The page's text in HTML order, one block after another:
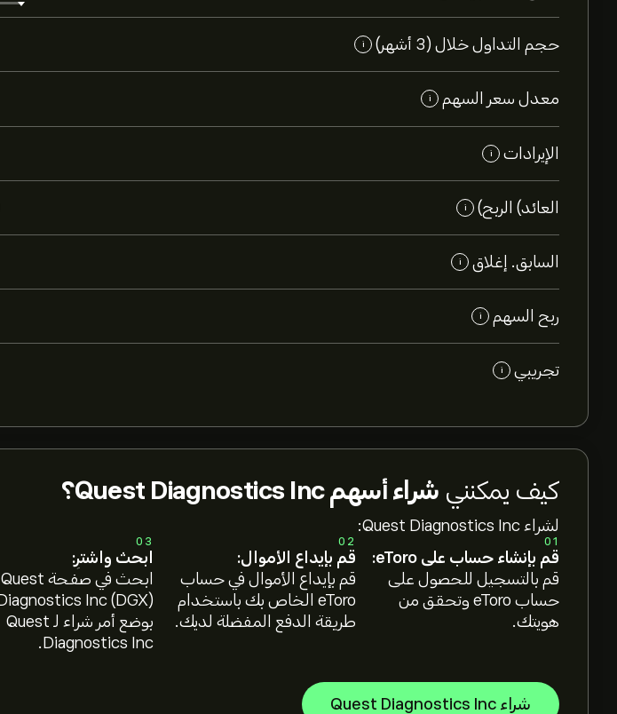
حجم التداول خلال (3 أشهر) i
معدل سعر السهم i
الإيرادات i
العائد) الربح) i
السابق. إغلاق i
ربح السهم i
تجريبي i
كيف يمكنني شراء أسهم Quest Diagnostics Inc؟
لشراء Quest Diagnostics Inc:
01
قم بإنشاء حساب على eToro:
قم بالتسجيل للحصول على
حساب eToro وتحقق من
هويتك.
02
قم بإيداع الأموال:
قم بإيداع الأموال في حساب
eToro الخاص بك باستخدام
طريقة الدفع المفضلة لديك.
03
ابحث واشترِ:
ابحث في صفحة Quest
بوضع أمر شراء لـ Quest
Diagnostics Inc.
شراء Quest Diagnostics Inc